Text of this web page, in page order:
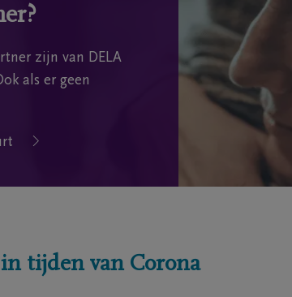
zijn van DELA
als er geen
tijden van Corona